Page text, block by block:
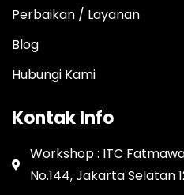
Perbaikan / Layanan
Blog
Hubungi Kami
Kontak Info
Workshop : ITC
No.144, Jakarta Selatan